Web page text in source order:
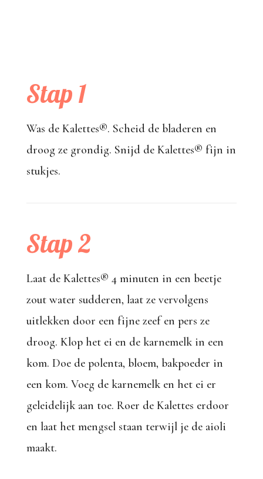
Stap 1
Was de Kalettes®. Scheid de bladeren en
droog ze grondig. Snijd de Kalettes® fijn in
stukjes.
Stap 2
Laat de Kalettes® 4 minuten in een beetje
zout water sudderen, laat ze vervolgens
uitlekken door een fijne zeef en pers ze
droog. Klop het ei en de karnemelk in een
kom. Doe de polenta, bloem, bakpoeder in
een kom. Voeg de karnemelk en het ei er
geleidelijk aan toe. Roer de Kalettes erdoor
en laat het mengsel staan terwijl je de aioli
maakt.